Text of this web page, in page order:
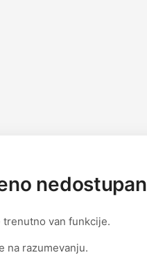
nedostupan
van funkcije.
na razumevanju.